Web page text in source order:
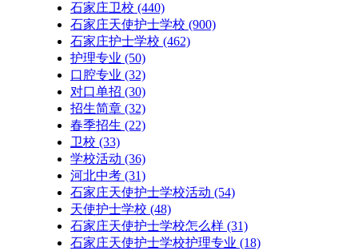
石家庄卫校 (440)
石家庄天使护士学校 (900)
石家庄护士学校 (462)
护理专业 (50)
口腔专业 (32)
对口单招 (30)
招生简章 (32)
春季招生 (22)
卫校 (33)
学校活动 (36)
河北中考 (31)
石家庄天使护士学校活动 (54)
天使护士学校 (48)
石家庄天使护士学校怎么样 (31)
石家庄天使护士学校护理专业 (18)